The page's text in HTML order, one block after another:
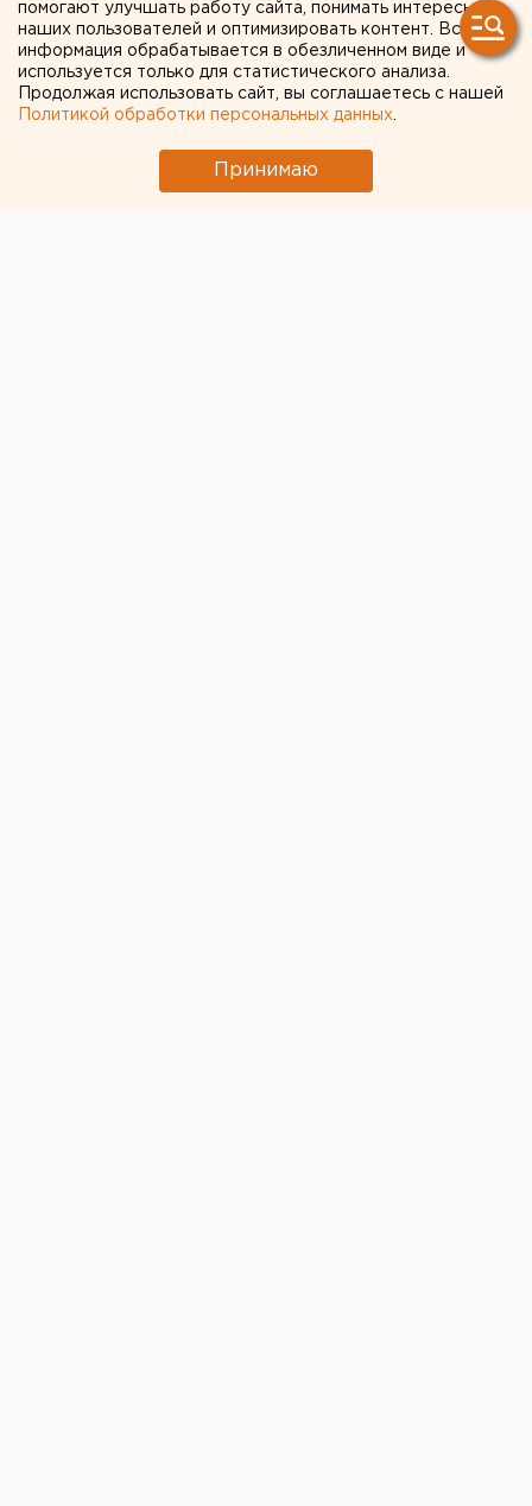
В Добрянке сбили 8-летнего мальчика.
В Добрянке 28-летняя девушка на KIA сбила 8-
летнего мальчика. По предварительным данным,
школьник скатился под колеса автомобиля со
снежного вала, сообщили агентству ЕАН в пресс-
службе ГУ МВД России по Пермскому краю.
помогают улучшать работу сайта, понимать интересы
наших пользователей и оптимизировать контент. Вся
информация обрабатывается в обезличенном виде и
используется только для статистического анализа.
Продолжая использовать сайт, вы соглашаетесь с нашей
Политикой обработки персональных данных
Принимаю